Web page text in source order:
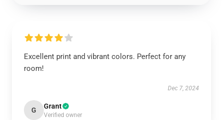
Excellent print and vibrant colors. Perfect for any
room!
Dec 7, 2024
G Grant
Verified owner